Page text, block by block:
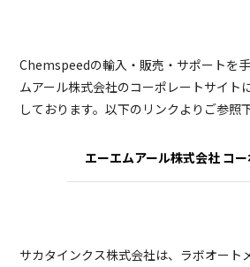
Chemspeedの輸入・販売・サポートを
ムアール株式会社のコーポレートサイト
しております。以下のリンクよりご参照
エーエムアール株式会社 コ
サカタインクス株式会社は、ラボオート